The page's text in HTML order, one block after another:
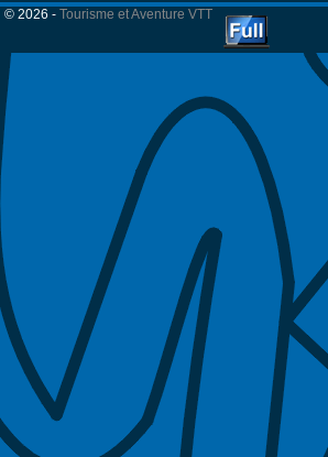
© 2026 - Tourisme et Aventure VTT